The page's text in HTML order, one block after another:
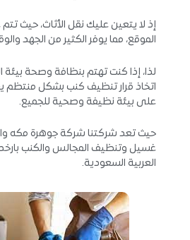
إذ لا يتعين عليك نقل الأثاث، حيث
الموقع، مما يوفر الكثير من الجهد
لذا، إذا كنت تهتم بنظافة وصحة بيئة
اتخاذ قرار تنظيف كنب بشكل منتظم
على بيئة نظيفة وصحية للجميع.
حيث تعد شركتنا شركة جوهرة مكه
غسيل وتنظيف المجالس والكنب
العربية السعودية.